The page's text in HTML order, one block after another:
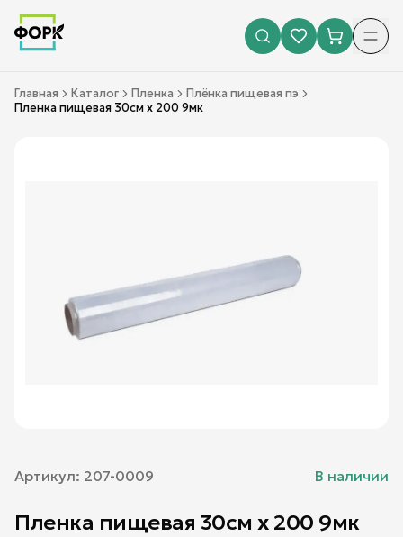
Главная Каталог Пленка
Плёнка пищевая пэ
Пленка пищевая 30см х 200 9мк
Артикул: 207-0009 В наличии
Пленка пищевая 30см х 200 9мк